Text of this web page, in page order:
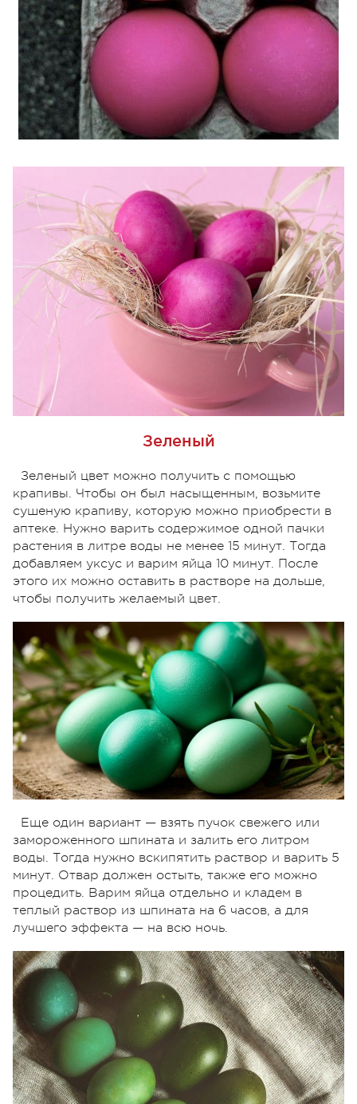
Зеленый
Зеленый цвет можно получить с помощью
крапивы. Чтобы он был насыщенным, возьмите
сушеную крапиву, которую можно приобрести в
аптеке. Нужно варить содержимое одной пачки
растения в литре воды не менее 15 минут. Тогда
добавляем уксус и варим яйца 10 минут. После
этого их можно оставить в растворе на дольше,
чтобы получить желаемый цвет.
Еще один вариант — взять пучок свежего или
замороженного шпината и залить его литром
воды. Тогда нужно вскипятить раствор и варить 5
минут. Отвар должен остыть, также его можно
процедить. Варим яйца отдельно и кладем в
теплый раствор из шпината на 6 часов, а для
лучшего эффекта — на всю ночь.